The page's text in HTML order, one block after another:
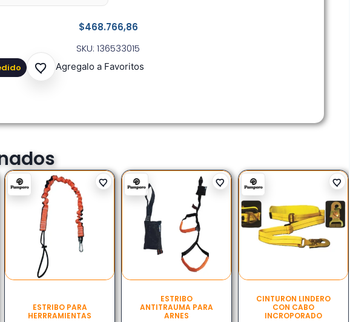
$468.766,86
SKU: 136533015
Agregalo a Favoritos
ESTRIBO PARA
HERRRAMIENTAS
ESTRIBO
ANTITRAUMA PARA
ARNES
CINTURON LINDERO
CON CABO
INCROPORADO